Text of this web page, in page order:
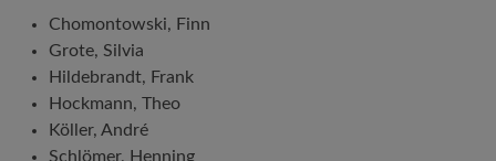
Chomontowski, Finn
Grote, Silvia
Hildebrandt, Frank
Hockmann, Theo
Köller, André
Schlömer, Henning